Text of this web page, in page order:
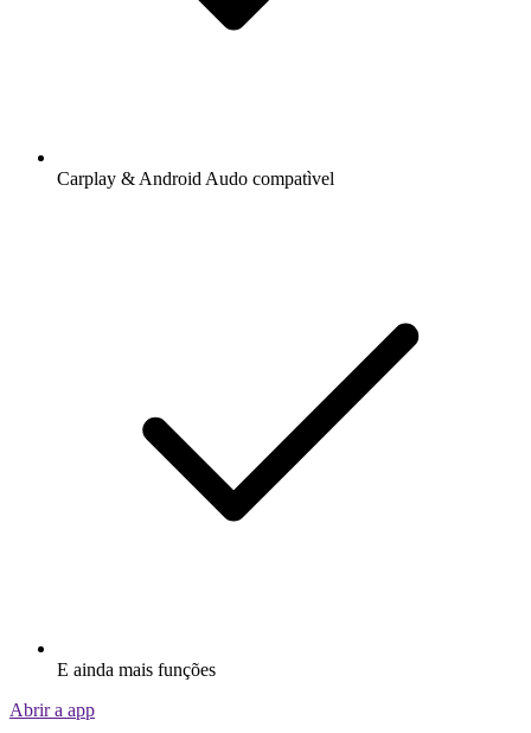
Carplay & Android Audo compatìvel
E ainda mais funções
Abrir a app